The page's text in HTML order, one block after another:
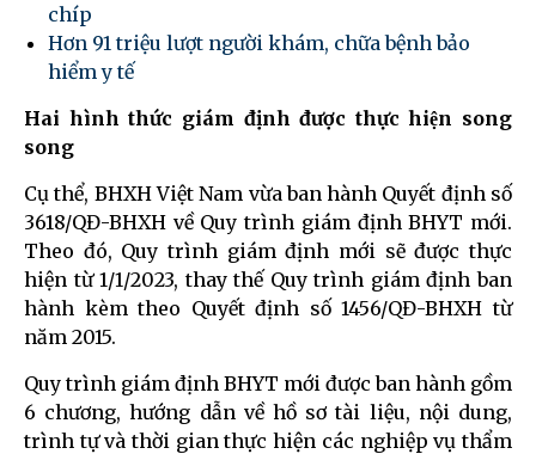
chíp
Hơn 91 triệu lượt người khám, chữa bệnh bảo
hiểm y tế
Hai hình thức giám định được thực hiện song
song
Cụ thể, BHXH Việt Nam vừa ban hành Quyết định số
3618/QĐ-BHXH về Quy trình giám định BHYT mới.
Theo đó, Quy trình giám định mới sẽ được thực
hiện từ 1/1/2023, thay thế Quy trình giám định ban
hành kèm theo Quyết định số 1456/QĐ-BHXH từ
năm 2015.
Quy trình giám định BHYT mới được ban hành gồm
6 chương, hướng dẫn về hồ sơ tài liệu, nội dung,
trình tự và thời gian thực hiện các nghiệp vụ thẩm